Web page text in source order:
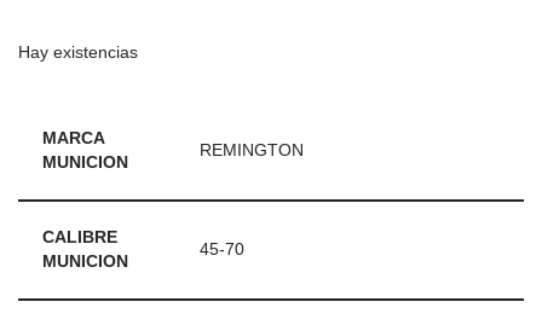
Hay existencias
MARCA
MUNICION
REMINGTON
CALIBRE
MUNICION
45-70